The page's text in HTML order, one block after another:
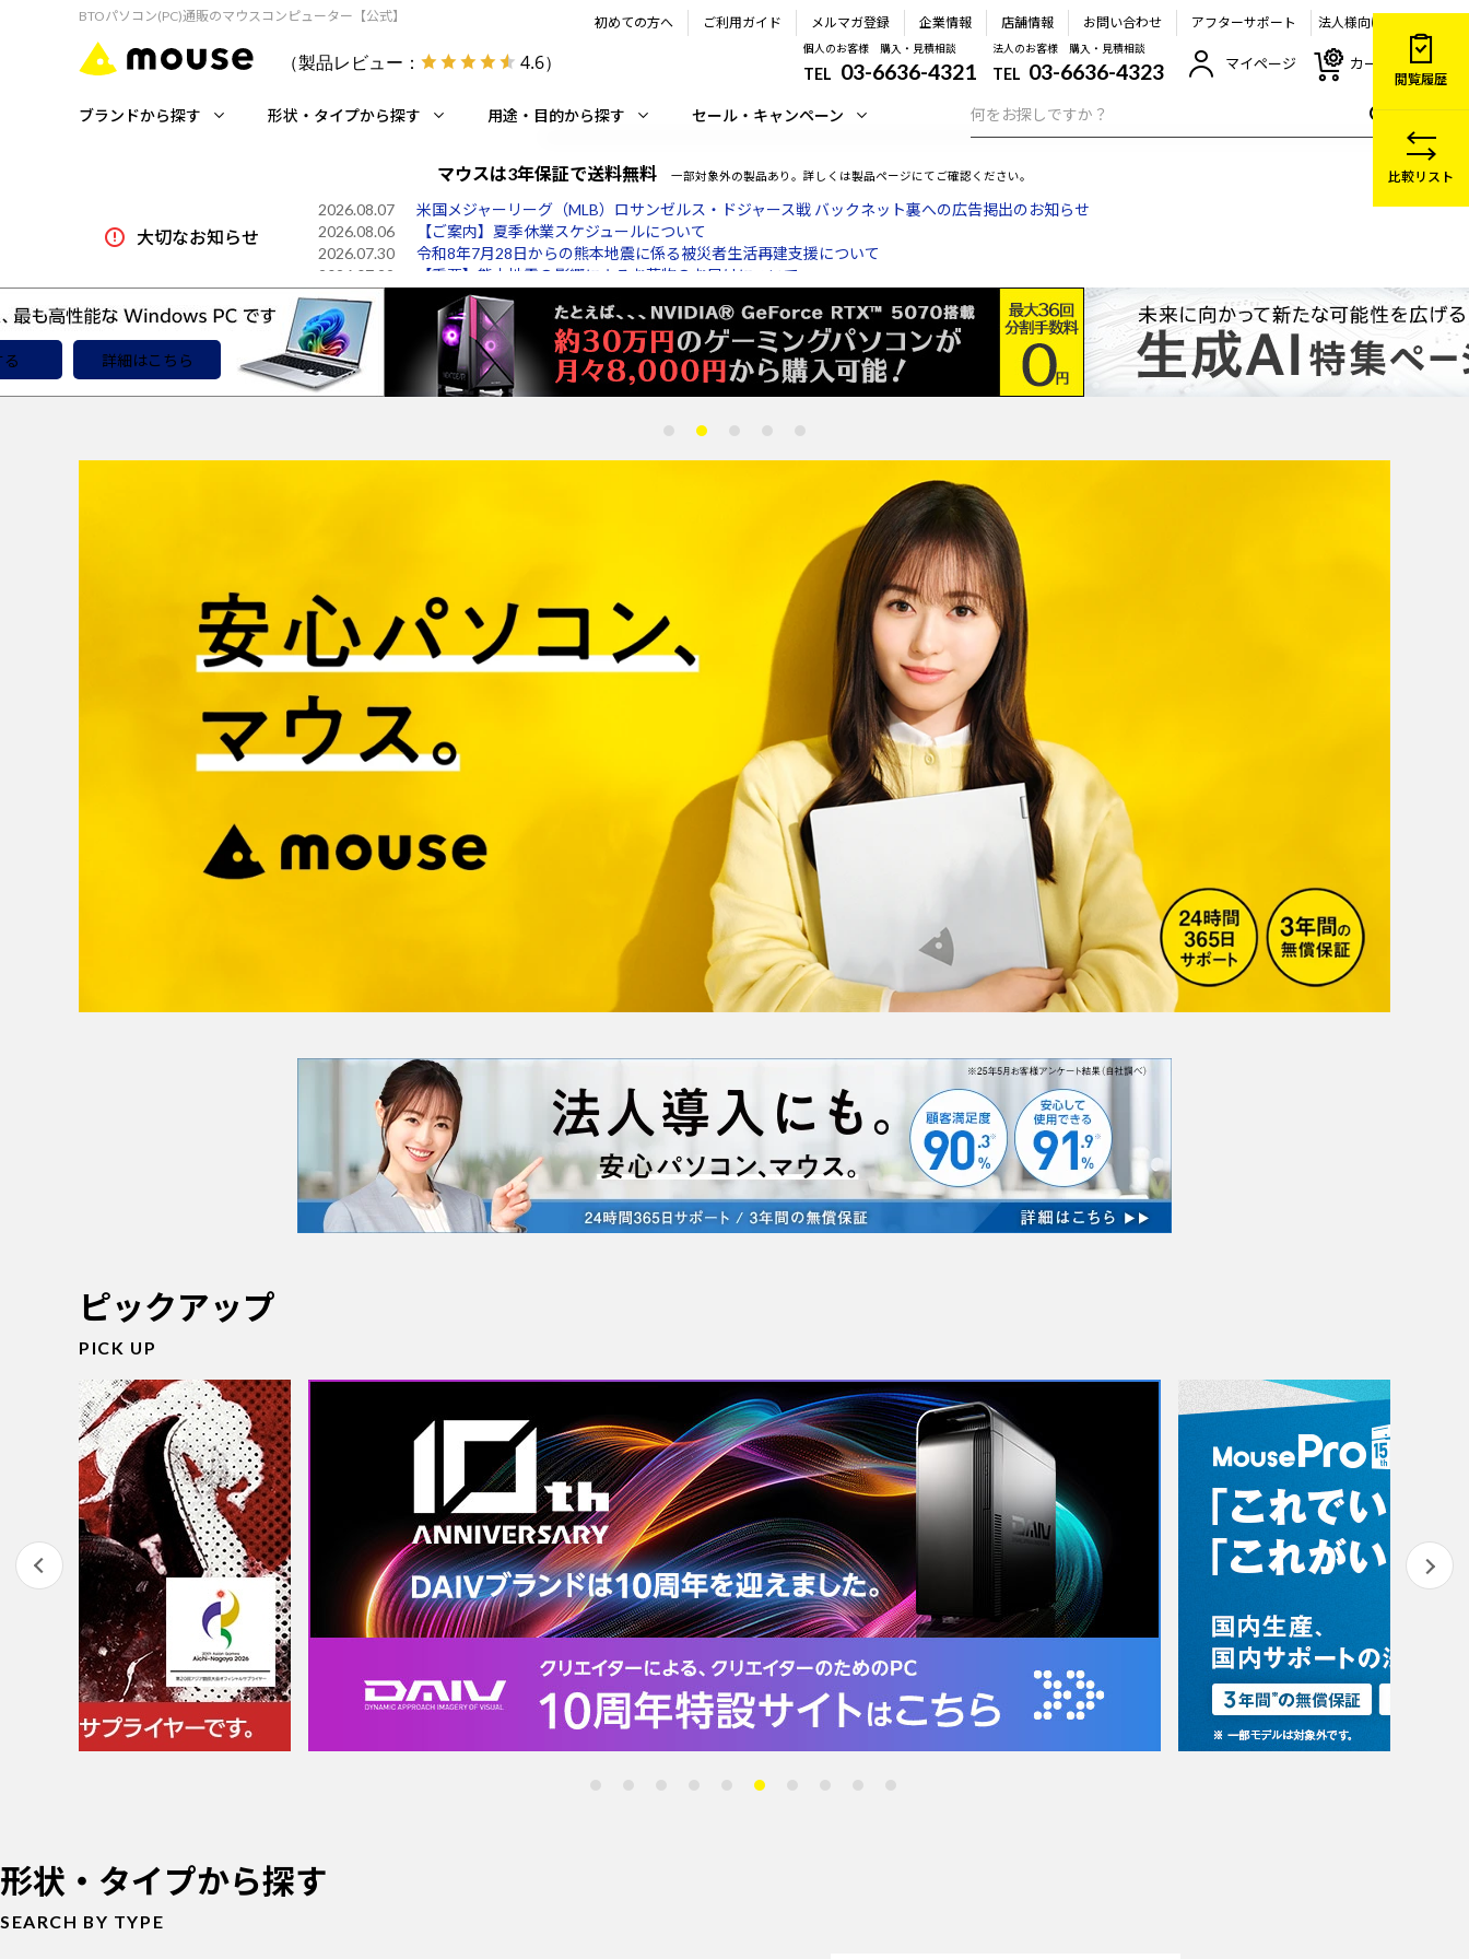
BTOパソコン(PC)通販のマウスコンピューター【公式】
（製品レビュー： 4.6）
初めての方へ ご利用ガイド メルマガ登録 企業情報 店舗情報 お問い合わせ アフターサポート 法人様向け
個人のお客様 購入・見積相談
TEL 03-6636-4321
法人のお客様 購入・見積相談
TEL 03-6636-4323 マイページ カート
ブランドから探す 形状・タイプから探す 用途・目的から探す セール・キャンペーン
マウスは3年保証で送料無料 一部対象外の製品あり。詳しくは製品ページにてご確認ください。
大切なお知らせ
2026.08.06
【ご案内】夏季休業スケジュールについて
2026.07.30
令和8年7月28日からの熊本地震に係る被災者生活再建支援について
2026.07.29
【重要】熊本地震の影響によるお荷物のお届けについて
2026.05.20
【重要】「株式会社マウスコンピューター」を装ったメール・サイトにご注意ください（再喚起）
2026.04.01
【再告知】PLXB2472HD-B1/ PLXB2472H-GB2付属のACアダプターの無償回収について
2026.08.07
米国メジャーリーグ（MLB）ロサンゼルス・ドジャース戦 バックネット裏への広告掲出のお知らせ
ピックアップ
PICK UP
形状・タイプから探す
SEARCH BY TYPE
閲覧履歴
比較リスト